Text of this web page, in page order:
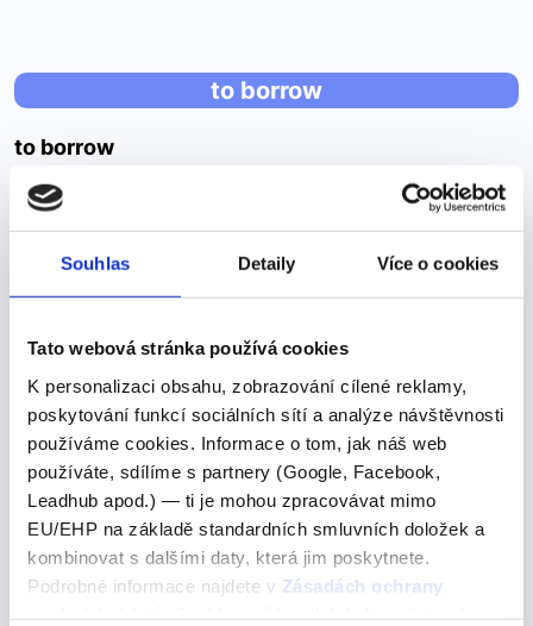
Souhlas Detaily Více o cookies
Tato webová stránka používá cookies
K personalizaci obsahu, zobrazování cílené reklamy,
poskytování funkcí sociálních sítí a analýze návštěvnosti
používáme cookies. Informace o tom, jak náš web
používáte, sdílíme s partnery (Google, Facebook,
Leadhub apod.) — ti je mohou zpracovávat mimo
EU/EHP na základě standardních smluvních doložek a
kombinovat s dalšími daty, která jim poskytnete.
Podrobné informace najdete v Zásadách ochrany
to borrow
to borrow
půjčit si
slovíčka, která nám vyjadřují sloveso “půjčit”. Každé z
nich se používá trochu jinak. Pojďme se tedy podívat
"rekomendar"
"rekomendar"
Doporučit -->
RECOMENDAR – doporučit (E → IE) recomiendo –
doporučuji recomiendas – doporučuješ recomienda –